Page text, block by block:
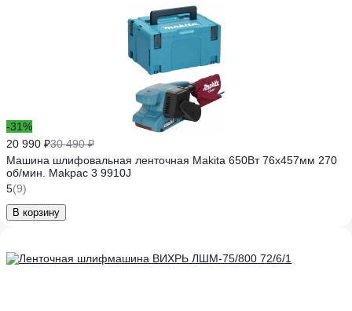
-31%
20 990 ₽30 490 ₽
Машина шлифовальная ленточная Makita 650Вт 76х457мм 270
об/мин. Makpac 3 9910J
5(9)
В корзину